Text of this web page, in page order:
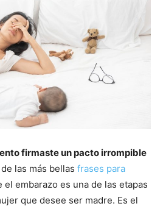
firmaste un pacto irrompible
las más bellas frases para
el embarazo es una de las etapas
que desee ser madre. Es el